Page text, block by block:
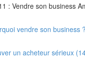
: Vendre son business
vendre son business
un acheteur sérieux